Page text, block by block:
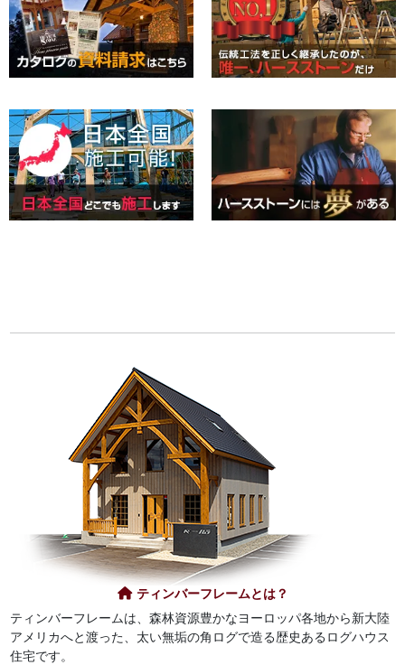
ティンバーフレームとは？
ティンバーフレームは、森林資源豊かなヨーロッパ各地から新大陸
アメリカへと渡った、太い無垢の角ログで造る歴史あるログハウス
住宅です。